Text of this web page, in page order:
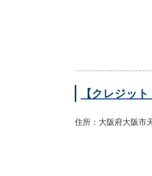
【クレジッ
住所：大阪府大阪市